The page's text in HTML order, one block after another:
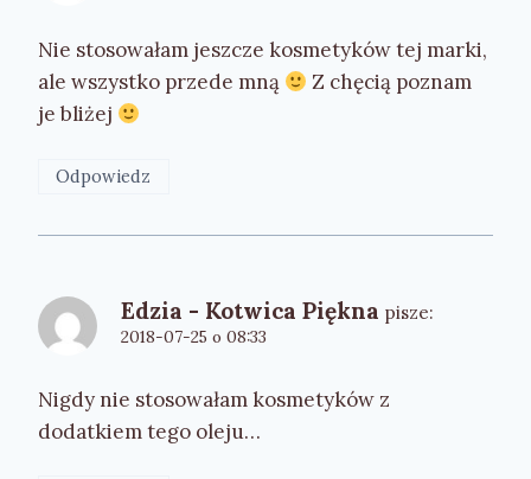
Nie stosowałam jeszcze kosmetyków tej marki,
ale wszystko przede mną
Z chęcią poznam
je bliżej
Odpowiedz
Edzia - Kotwica Piękna pisze:
2018-07-25 o 08:33
Nigdy nie stosowałam kosmetyków z
dodatkiem tego oleju…